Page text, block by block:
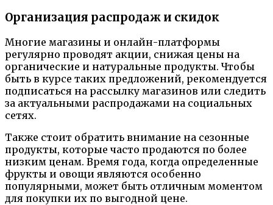
Организация распродаж и скидок
Многие магазины и онлайн-платформы
регулярно проводят акции, снижая цены на
органические и натуральные продукты. Чтобы
быть в курсе таких предложений, рекомендуется
подписаться на рассылку магазинов или следить
за актуальными распродажами на социальных
сетях.
Также стоит обратить внимание на сезонные
продукты, которые часто продаются по более
низким ценам. Время года, когда определенные
фрукты и овощи являются особенно
популярными, может быть отличным моментом
для покупки их по выгодной цене.